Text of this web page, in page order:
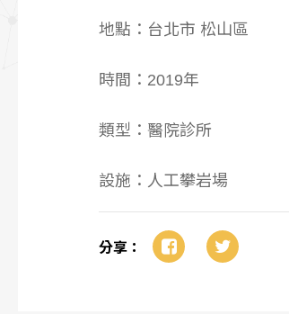
地點：台北市 松山區
時間：2019年
類型：醫院診所
設施：人工攀岩場
分享：